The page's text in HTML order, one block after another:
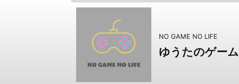
NO GAME NO LIFE
ゆうたのゲー